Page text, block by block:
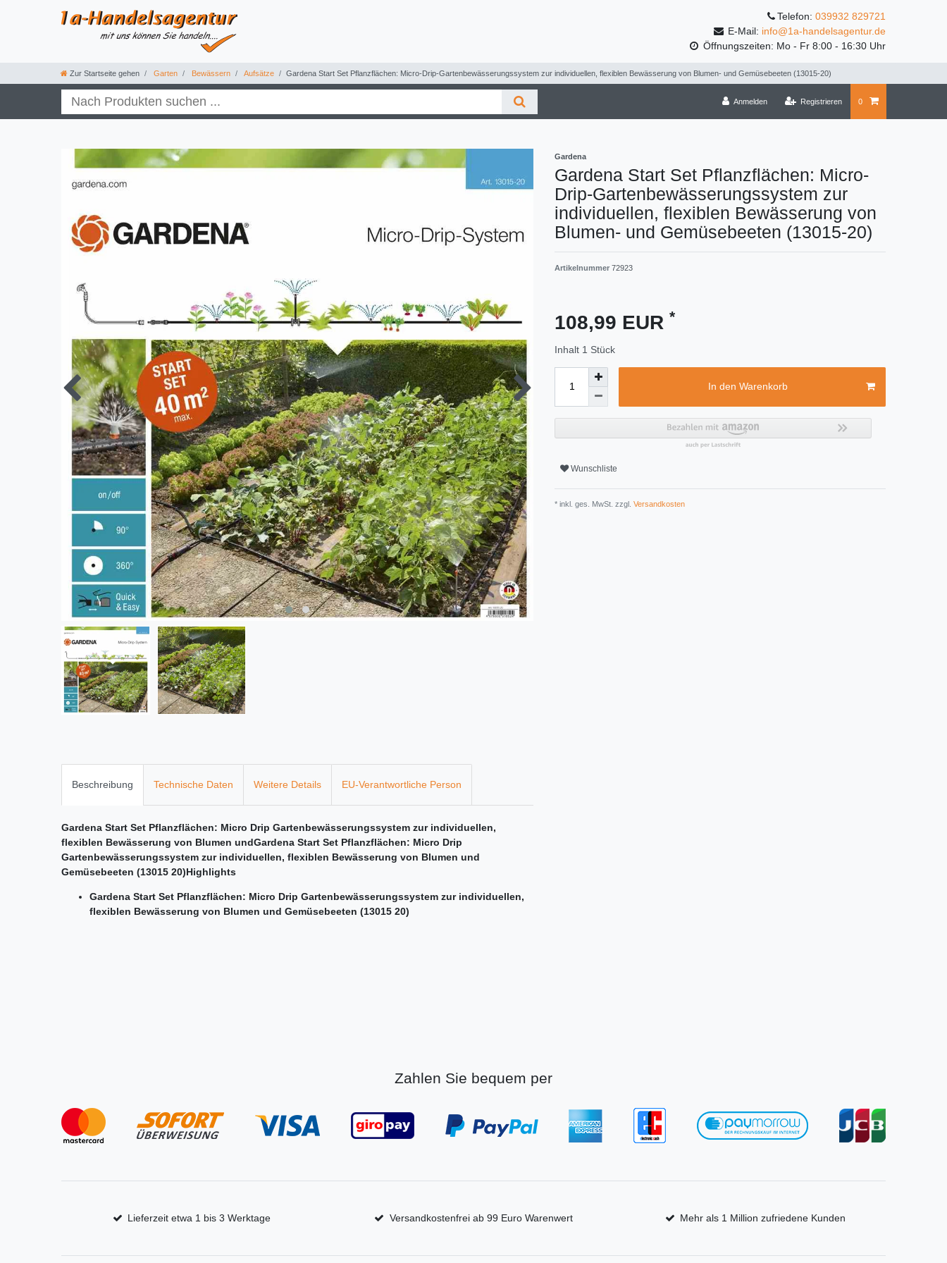
Telefon: 039932 829721
E-Mail: info@1a-handelsagentur.de
Öffnungszeiten: Mo - Fr 8:00 - 16:30 Uhr
Zur Startseite gehen Garten Bewässern Aufsätze Gardena Start Set Pflanzflächen: Micro-Drip-Gartenbewässerungssystem zur individuellen, flexiblen Bewässerung von Blumen- und Gemüsebeeten (13015-20)
Anmelden Registrieren 0
Gardena
Gardena Start Set Pflanzflächen: Micro-
Drip-Gartenbewässerungssystem zur
individuellen, flexiblen Bewässerung von
Blumen- und Gemüsebeeten (13015-20)
Artikelnummer 72923
108,99 EUR *
Inhalt 1 Stück
In den Warenkorb
Wunschliste
* inkl. ges. MwSt. zzgl. Versandkosten
Beschreibung Technische Daten Weitere Details EU-Verantwortliche Person
Gardena Start Set Pflanzflächen: Micro Drip Gartenbewässerungssystem zur individuellen,
flexiblen Bewässerung von Blumen undGardena Start Set Pflanzflächen: Micro Drip
Gartenbewässerungssystem zur individuellen, flexiblen Bewässerung von Blumen und
Gemüsebeeten (13015 20)Highlights
Gardena Start Set Pflanzflächen: Micro Drip Gartenbewässerungssystem zur individuellen,
flexiblen Bewässerung von Blumen und Gemüsebeeten (13015 20)
Zahlen Sie bequem per
Lieferzeit etwa 1 bis 3 Werktage Versandkostenfrei ab 99 Euro Warenwert Mehr als 1 Million zufriedene Kunden